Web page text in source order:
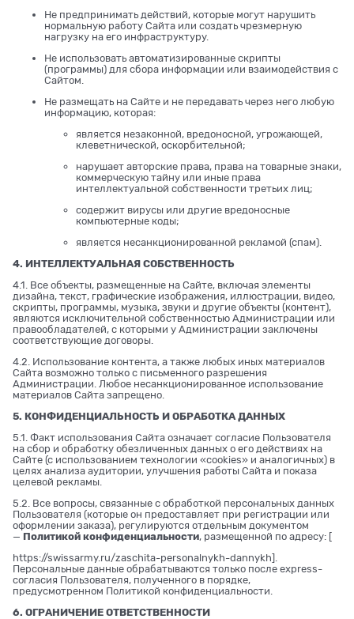
Не предпринимать действий, которые могут нарушить
нормальную работу Сайта или создать чрезмерную
нагрузку на его инфраструктуру.
Не использовать автоматизированные скрипты
(программы) для сбора информации или взаимодействия с
Сайтом.
Не размещать на Сайте и не передавать через него любую
информацию, которая:
является незаконной, вредоносной, угрожающей,
клеветнической, оскорбительной;
нарушает авторские права, права на товарные знаки,
коммерческую тайну или иные права
интеллектуальной собственности третьих лиц;
содержит вирусы или другие вредоносные
компьютерные коды;
является несанкционированной рекламой (спам).
4. ИНТЕЛЛЕКТУАЛЬНАЯ СОБСТВЕННОСТЬ
4.1. Все объекты, размещенные на Сайте, включая элементы
дизайна, текст, графические изображения, иллюстрации, видео,
скрипты, программы, музыка, звуки и другие объекты (контент),
являются исключительной собственностью Администрации или
правообладателей, с которыми у Администрации заключены
соответствующие договоры.
4.2. Использование контента, а также любых иных материалов
Сайта возможно только с письменного разрешения
Администрации. Любое несанкционированное использование
материалов Сайта запрещено.
5. КОНФИДЕНЦИАЛЬНОСТЬ И ОБРАБОТКА ДАННЫХ
5.1. Факт использования Сайта означает согласие Пользователя
на сбор и обработку обезличенных данных о его действиях на
Сайте (с использованием технологии «cookies» и аналогичных) в
целях анализа аудитории, улучшения работы Сайта и показа
целевой рекламы.
5.2. Все вопросы, связанные с обработкой персональных данных
Пользователя (которые он предоставляет при регистрации или
оформлении заказа), регулируются отдельным документом
— Политикой конфиденциальности, размещенной по адресу: [
https://swissarmy.ru/zaschita-personalnykh-dannykh].
Персональные данные обрабатываются только после express-
согласия Пользователя, полученного в порядке,
предусмотренном Политикой конфиденциальности.
6. ОГРАНИЧЕНИЕ ОТВЕТСТВЕННОСТИ